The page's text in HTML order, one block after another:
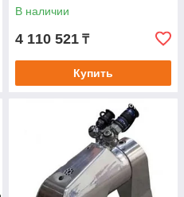
В наличии
4 110 521 ₸
Купить